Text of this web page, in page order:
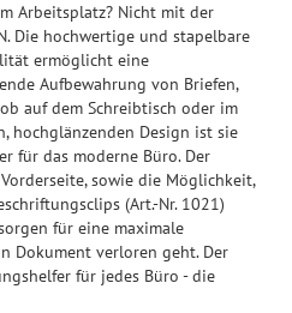
Arbeitsplatz? Nicht mit der
Die hochwertige und stapelbare
ermöglicht eine
Aufbewahrung von Briefen,
auf dem Schreibtisch oder im
hochglänzenden Design ist sie
für das moderne Büro. Der
sowie die Möglichkeit,
(Art.-Nr. 1021)
für eine maximale
Dokument verloren geht. Der
für jedes Büro - die